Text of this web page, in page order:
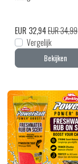
EUR 32,94EUR 34,99
Vergelijk
Bekijken